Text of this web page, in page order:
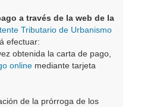
a través de la web de la
Tributario de Urbanismo
efectuar:
obtenida la carta de pago,
online mediante tarjeta
de la prórroga de los